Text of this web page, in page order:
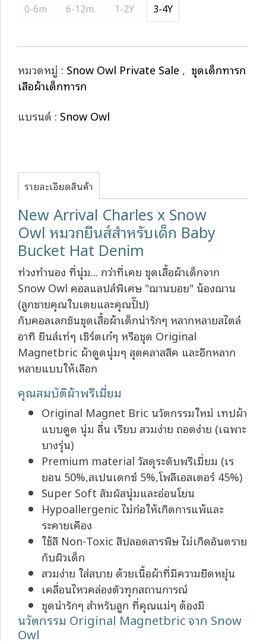
0-6m 6-12m. 1-2Y 3-4Y
หมวดหมู่ : Snow Owl Private Sale , ชุดเด็กทารก
เสื้อผ้าเด็กทารก
แบรนด์ : Snow Owl
รายละเอียดสินค้า
New Arrival Charles x Snow
Owl หมวกยีนส์สำหรับเด็ก Baby
Bucket Hat Denim
ท่วงทำนอง ที่นุ่ม... กว่าที่เคย ชุดเสื้อผ้าเด็กจาก
Snow Owl คอลแลปส์พิเศษ "ฌานบอย" น้องฌาน
(ลูกชายคุณใบเตยและคุณปั๊ป)
กับคอลเลกชันชุดเสื้อผ้าเด็กน่ารักๆ หลากหลายสไตล์
อาทิ ยีนส์เท่ๆ เชิร์ตเก๋ๆ หรือชุด Original
Magnetbric ผ้าดูดนุ่มๆ สุดคลาสสิค และอีกหลาก
หลายแบบให้เลือก
คุณสมบัติผ้าพรีเมี่ยม
Original Magnet Bric นวัตกรรมใหม่ เทปผ้า
แบบดูด นุ่ม ลื่น เรียบ สวมง่าย ถอดง่าย (เฉพาะ
บางรุ่น)
Premium material วัสดุระดับพรีเมี่ยม (เร
ยอน 50%,สเปนเดกซ์ 5%,โพลีเอสเตอร์ 45%)
Super Soft สัมผัสนุ่มและอ่อนโยน
Hypoallergenic ไม่ก่อให้เกิดการแพ้และ
ระคายเคือง
ใช้สี Non-Toxic สีปลอดสารพิษ ไม่เกิดอันตราย
กับผิวเด็ก
สวมง่าย ใส่สบาย ด้วยเนื้อผ้าที่มีความยืดหยุ่น
เคลื่อนไหวคล่องตัวทุกสถานการณ์
ชุดน่ารักๆ สำหรับลูก ที่คุณแม่ๆ ต้องมี
นวัตกรรม Original Magnetbric จาก Snow
Owl